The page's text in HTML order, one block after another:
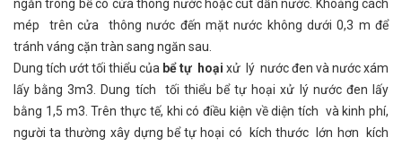
ngăn trong bể có cửa thông nước hoặc cút dẫn nước. Khoảng cách
mép trên cửa thông nước đến mặt nước không dưới 0,3 m để
tránh váng cặn tràn sang ngăn sau.
Dung tích ướt tối thiểu của bể tự hoại xử lý nước đen và nước xám
lấy bằng 3m3. Dung tích tối thiểu bể tự hoại xử lý nước đen lấy
bằng 1,5 m3. Trên thực tế, khi có điều kiện về diện tích và kinh phí,
người ta thường xây dựng bể tự hoại có kích thước lớn hơn kích